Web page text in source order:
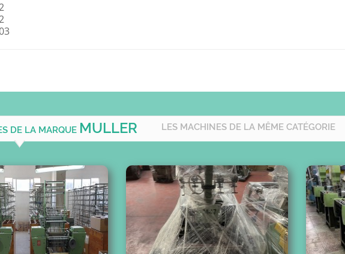
DE LA MARQUE MULLER LES MACHINES DE LA MÊME CATÉGORIE